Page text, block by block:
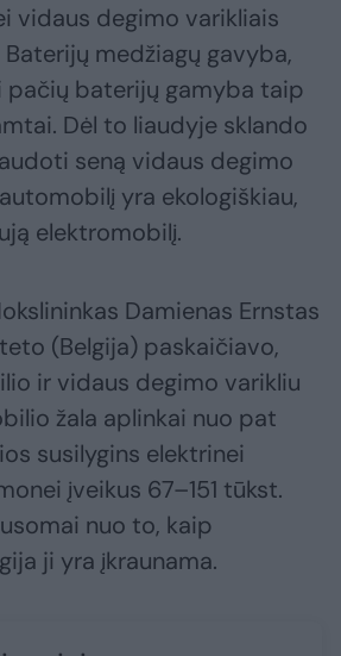
vidaus degimo varikliais
medžiagų gavyba,
baterijų gamyba taip
Dėl to liaudyje sklando
seną vidaus degimo
yra ekologiškiau,
elektromobilį.
Damienas Ernstas
(Belgija) paskaičiavo,
ir vidaus degimo varikliu
žala aplinkai nuo pat
susilygins elektrinei
įveikus 67–151 tūkst.
nuo to, kaip
ji yra įkraunama.